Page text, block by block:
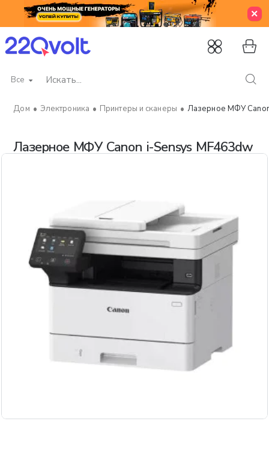
Все
Искать...
Лазерное МФУ Canon i-Sensys MF463dw
Электроника Принтеры и сканеры Лазерное МФУ